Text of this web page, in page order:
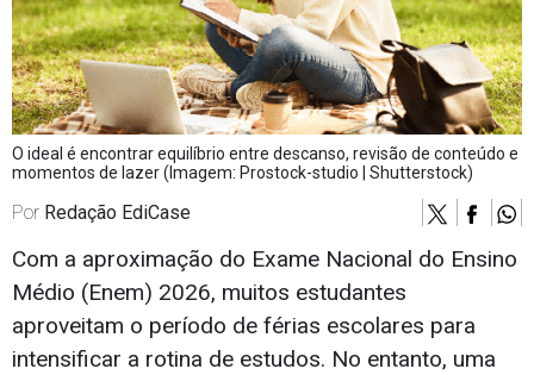
O ideal é encontrar equilíbrio entre descanso, revisão de conteúdo e
momentos de lazer (Imagem: Prostock-studio | Shutterstock)
Por Redação EdiCase
Com a aproximação do Exame Nacional do Ensino
Médio (Enem) 2026, muitos estudantes
aproveitam o período de férias escolares para
intensificar a rotina de estudos. No entanto, uma